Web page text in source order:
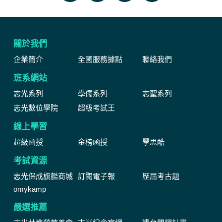
關於我們
企業簡介 全國服務據點 聯絡我們
班系網站
志光系列 學儒系列
志聖系列
志光數位學院
超級考試王
線上學習
超級函授 金榜函授 學思酷
考試資源
志光保成旗艦商城 訂閱電子報
歷屆考古題
omykamp
嚴選推薦